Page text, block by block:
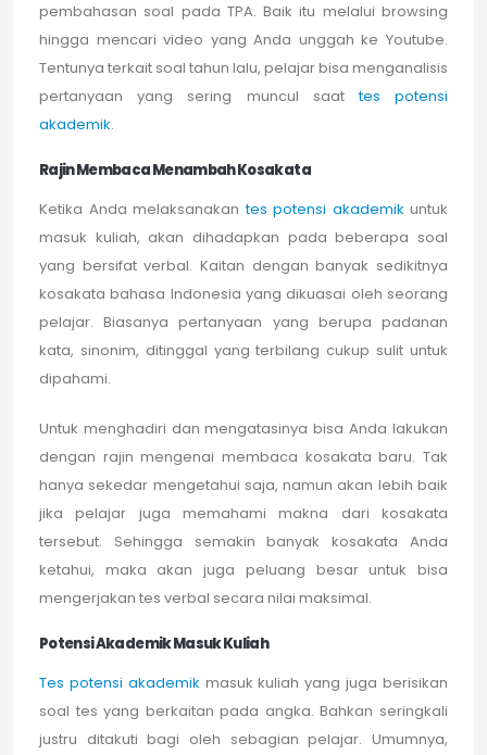
pembahasan soal pada TPA. Baik itu melalui browsing
hingga mencari video yang Anda unggah ke Youtube.
Tentunya terkait soal tahun lalu, pelajar bisa menganalisis
pertanyaan yang sering muncul saattes potensi
akademik.
Rajin Membaca Menambah Kosakata
Ketika Anda melaksanakantes potensi akademik untuk
masuk kuliah, akan dihadapkan pada beberapa soal
yang bersifat verbal. Kaitan dengan banyak sedikitnya
kosakata bahasa Indonesia yang dikuasai oleh seorang
pelajar. Biasanya pertanyaan yang berupa padanan
kata, sinonim, ditinggal yang terbilang cukup sulit untuk
dipahami.
Untuk menghadiri dan mengatasinya bisa Anda lakukan
dengan rajin mengenai membaca kosakata baru. Tak
hanya sekedar mengetahui saja, namun akan lebih baik
jika pelajar juga memahami makna dari kosakata
tersebut. Sehingga semakin banyak kosakata Anda
ketahui, maka akan juga peluang besar untuk bisa
mengerjakan tes verbal secara nilai maksimal.
Potensi Akademik Masuk Kuliah
Tes potensi akademik masuk kuliah yang juga berisikan
soal tes yang berkaitan pada angka. Bahkan seringkali
justru ditakuti bagi oleh sebagian pelajar. Umumnya,